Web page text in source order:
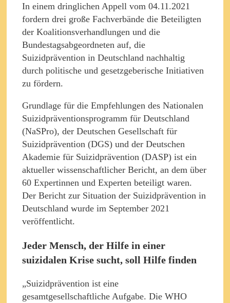
In einem dringlichen Appell vom 04.11.2021
fordern drei große Fachverbände die Beteiligten
der Koalitionsverhandlungen und die
Bundestagsabgeordneten auf, die
Suizidprävention in Deutschland nachhaltig
durch politische und gesetzgeberische Initiativen
zu fördern.
Grundlage für die Empfehlungen des Nationalen
Suizidpräventionsprogramm für Deutschland
(NaSPro), der Deutschen Gesellschaft für
Suizidprävention (DGS) und der Deutschen
Akademie für Suizidprävention (DASP) ist ein
aktueller wissenschaftlicher Bericht, an dem über
60 Expertinnen und Experten beteiligt waren.
Der Bericht zur Situation der Suizidprävention in
Deutschland wurde im September 2021
veröffentlicht.
Jeder Mensch, der Hilfe in einer
suizidalen Krise sucht, soll Hilfe finden
„Suizidprävention ist eine
gesamtgesellschaftliche Aufgabe. Die WHO